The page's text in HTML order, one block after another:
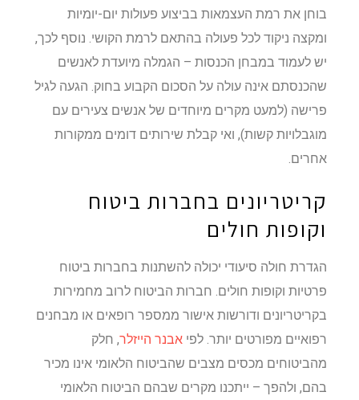
בוחן את רמת העצמאות בביצוע פעולות יום-יומיות
ומקצה ניקוד לכל פעולה בהתאם לרמת הקושי. נוסף לכך,
יש לעמוד במבחן הכנסות – הגמלה מיועדת לאנשים
שהכנסתם אינה עולה על הסכום הקבוע בחוק. הגעה לגיל
פרישה (למעט מקרים מיוחדים של אנשים צעירים עם
מוגבלויות קשות), ואי קבלת שירותים דומים ממקורות
אחרים.
קריטריונים בחברות ביטוח
וקופות חולים
הגדרת חולה סיעודי יכולה להשתנות בחברות ביטוח
פרטיות וקופות חולים. חברות הביטוח לרוב מחמירות
בקריטריונים ודורשות אישור ממספר רופאים או מבחנים
רפואיים מפורטים יותר. לפיאבנר הייזלר, חלק
מהביטוחים מכסים מצבים שהביטוח הלאומי אינו מכיר
בהם, ולהפך – ייתכנו מקרים שבהם הביטוח הלאומי